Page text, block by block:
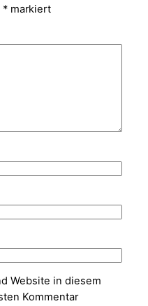
*markiert
Website in diesem
Kommentar